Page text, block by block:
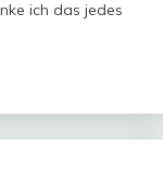
ich das jedes